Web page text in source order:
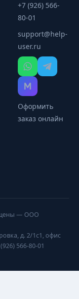
+7 (926) 566-
80-01
support@help-
user.ru
Оформить
заказ онлайн
— ООО
д. 2/1с1, офис
566-80-01